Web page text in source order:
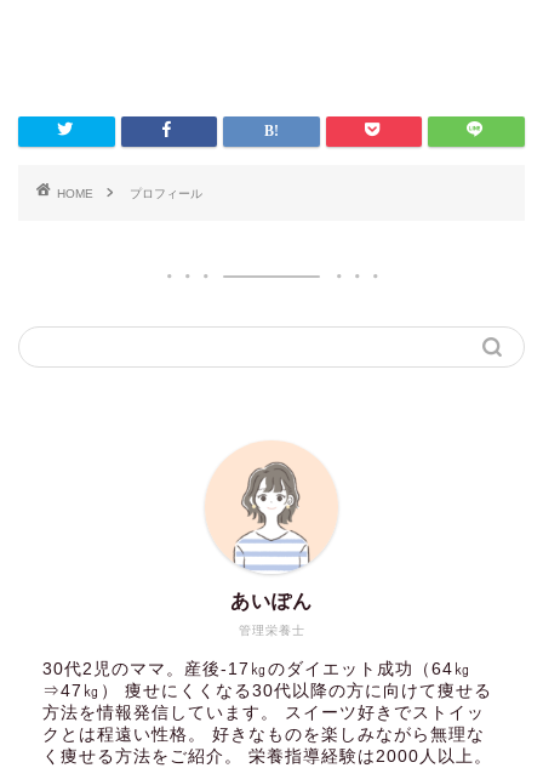
HOME プロフィール
管理栄養士
あいぽん
30代2児のママ。産後-17㎏のダイエット成功（64㎏
⇒47㎏） 痩せにくくなる30代以降の方に向けて痩せる
方法を情報発信しています。 スイーツ好きでストイッ
クとは程遠い性格。 好きなものを楽しみながら無理な
く痩せる方法をご紹介。 栄養指導経験は2000人以上。